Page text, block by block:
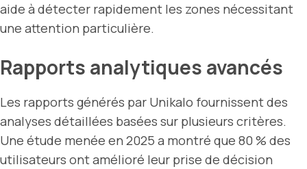
aide à détecter rapidement les zones nécessitant
une attention particulière.
Rapports analytiques avancés
Les rapports générés par Unikalo fournissent des
analyses détaillées basées sur plusieurs critères.
Une étude menée en 2025 a montré que 80 % des
utilisateurs ont amélioré leur prise de décision